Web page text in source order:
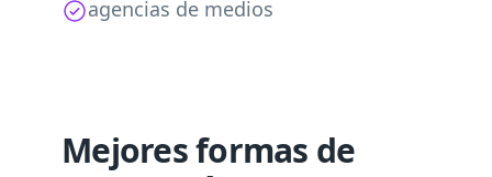
agencias de medios
Mejores formas de